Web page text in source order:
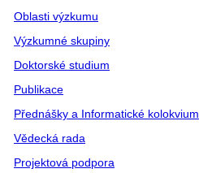
Oblasti výzkumu
Výzkumné skupiny
Doktorské studium
Publikace
Přednášky a Informatické kolokvium
Vědecká rada
Projektová podpora